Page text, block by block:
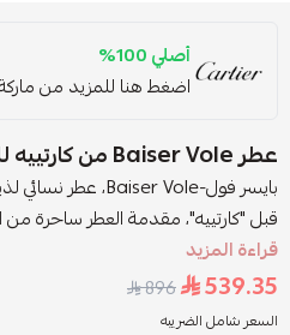
أصلي 100%
اضغط هنا للمزيد من
عطر Baiser Vole من كارتييه للنساء بيرفيوم 100 مل
قبل "كارتييه"، مقدمة العطر ساحرة
قراءة المزيد
539.35
896
السعر شامل الضريبه